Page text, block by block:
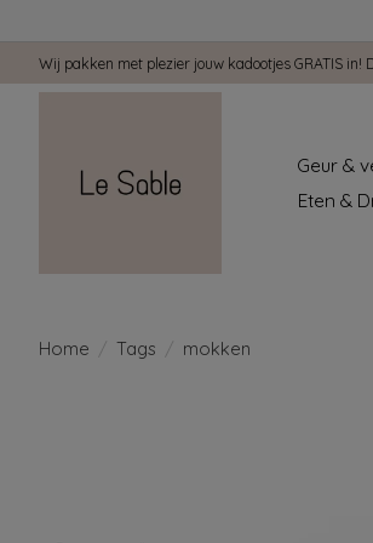
Wij pakken met plezier jouw kadootjes GRATIS in!
Geur &
Eten &
Home / Tags / mokken